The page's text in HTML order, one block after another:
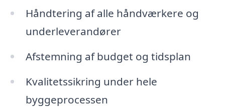
Håndtering af alle håndværkere og
underleverandører
Afstemning af budget og tidsplan
Kvalitetssikring under hele
byggeprocessen